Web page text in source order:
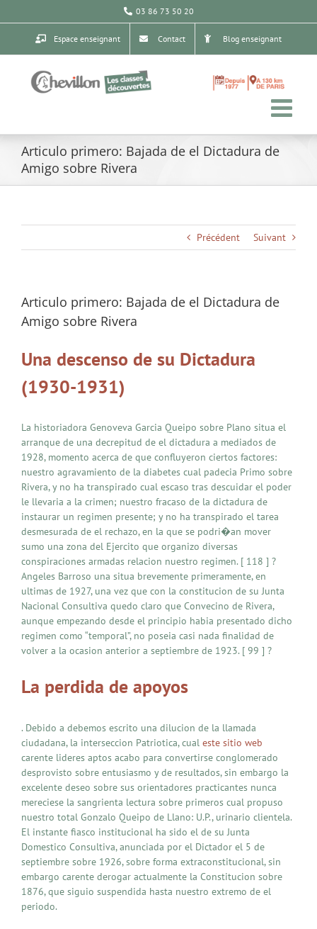
au
03 86 73 50 20
Espace enseignant Contact Blog enseignant
Articulo primero: Bajada de el Dictadura de
Amigo sobre Rivera
Précédent Suivant
Articulo primero: Bajada de el Dictadura de
Amigo sobre Rivera
Una descenso de su Dictadura
(1930-1931)
La historiadora Genoveva Garcia Queipo sobre Plano situa el
arranque de una decrepitud de el dictadura a mediados de
1928, momento acerca de que confluyeron ciertos factores:
nuestro agravamiento de la diabetes cual padecia Primo sobre
Rivera, y no ha transpirado cual escaso tras descuidar el poder
le llevaria a la crimen; nuestro fracaso de la dictadura de
instaurar un regimen presente; y no ha transpirado el tarea
desmesurada de el rechazo, en la que se podri�an mover
sumo una zona del Ejercito que organizo diversas
conspiraciones armadas relacion nuestro regimen. [ 118 ] ?
Angeles Barroso una situa brevemente primeramente, en
ultimas de 1927, una vez que con la constitucion de su Junta
Nacional Consultiva quedo claro que Convecino de Rivera,
aunque empezando desde el principio habia presentado dicho
regimen como “temporal”, no poseia casi nada finalidad de
volver a la ocasion anterior a septiembre de 1923. [ 99 ] ?
La perdida de apoyos
. Debido a debemos escrito una dilucion de la llamada
ciudadana, la interseccion Patriotica, cual este sitio web
carente lideres aptos acabo para convertirse conglomerado
desprovisto sobre entusiasmo y de resultados, sin embargo la
excelente deseo sobre sus orientadores practicantes nunca
mereciese la sangrienta lectura sobre primeros cual propuso
nuestro total Gonzalo Queipo de Llano: U.P., urinario clientela.
El instante fiasco institucional ha sido el de su Junta
Domestico Consultiva, anunciada por el Dictador el 5 de
septiembre sobre 1926, sobre forma extraconstitucional, sin
embargo carente derogar actualmente la Constitucion sobre
1876, que siguio suspendida hasta nuestro extremo de el
periodo.